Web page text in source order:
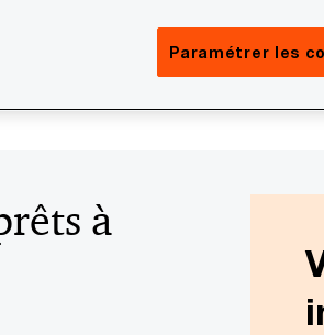
à
Paramétrer les